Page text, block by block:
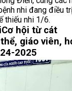
nhi đang điều
thiếu nhi 1/6.
Cơ hội từ cát
giáo viên,
2025